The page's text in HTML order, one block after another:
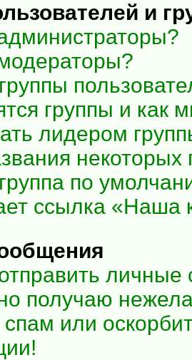
и
группы и как
лидером
по
ссылка «Наша
получаю
или